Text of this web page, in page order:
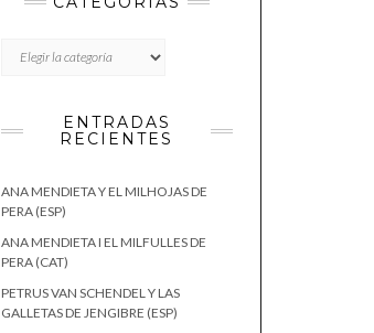
ENTRADAS
RECIENTES
ANA MENDIETA Y EL MILHOJAS DE
PERA (ESP)
ANA MENDIETA I EL MILFULLES DE
PERA (CAT)
PETRUS VAN SCHENDEL Y LAS
GALLETAS DE JENGIBRE (ESP)